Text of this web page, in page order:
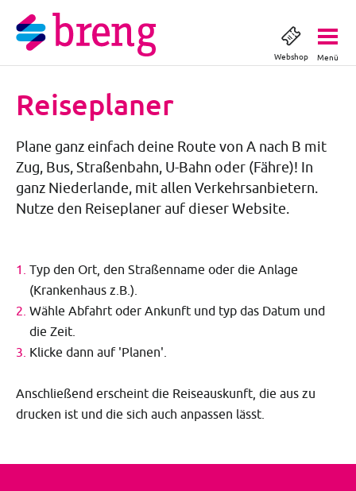
Webshop Menü
Reiseplaner
Plane ganz einfach deine Route von A nach B mit
Zug, Bus, Straßenbahn, U-Bahn oder (Fähre)! In
ganz Niederlande, mit allen Verkehrsanbietern.
Nutze den Reiseplaner auf dieser Website.
Typ den Ort, den Straßenname oder die Anlage
(Krankenhaus z.B.).
Wähle Abfahrt oder Ankunft und typ das Datum und
die Zeit.
Klicke dann auf 'Planen'.
Anschließend erscheint die Reiseauskunft, die aus zu
drucken ist und die sich auch anpassen lässt.